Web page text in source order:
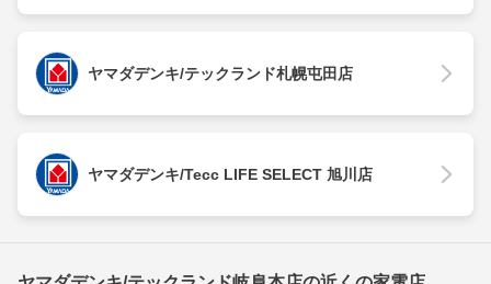
ヤマダデンキ/テックランド札幌屯田店
ヤマダデンキ/Tecc LIFE SELECT 旭川店